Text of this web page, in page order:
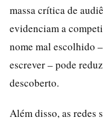
massa crítica de
evidenciam a
nome mal escolhido
escrever – pode
descoberto.
Além disso, as redes